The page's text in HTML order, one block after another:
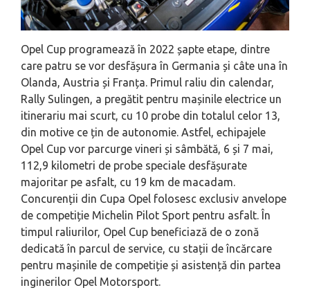
Opel Cup programează în 2022 șapte etape, dintre
care patru se vor desfășura în Germania și câte una în
Olanda, Austria și Franța. Primul raliu din calendar,
Rally Sulingen, a pregătit pentru mașinile electrice un
itinerariu mai scurt, cu 10 probe din totalul celor 13,
din motive ce țin de autonomie. Astfel, echipajele
Opel Cup vor parcurge vineri și sâmbătă, 6 și 7 mai,
112,9 kilometri de probe speciale desfășurate
majoritar pe asfalt, cu 19 km de macadam.
Concurenții din Cupa Opel folosesc exclusiv anvelope
de competiție Michelin Pilot Sport pentru asfalt. În
timpul raliurilor, Opel Cup beneficiază de o zonă
dedicată în parcul de service, cu stații de încărcare
pentru mașinile de competiție și asistență din partea
inginerilor Opel Motorsport.